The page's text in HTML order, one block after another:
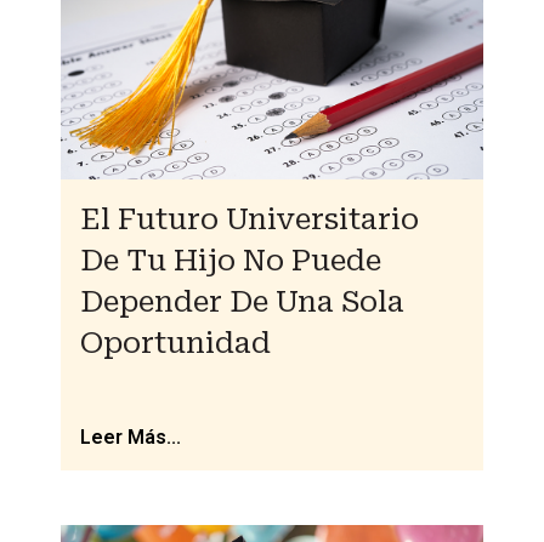
El Futuro Universitario
De Tu Hijo No Puede
Depender De Una Sola
Oportunidad
Leer Más...